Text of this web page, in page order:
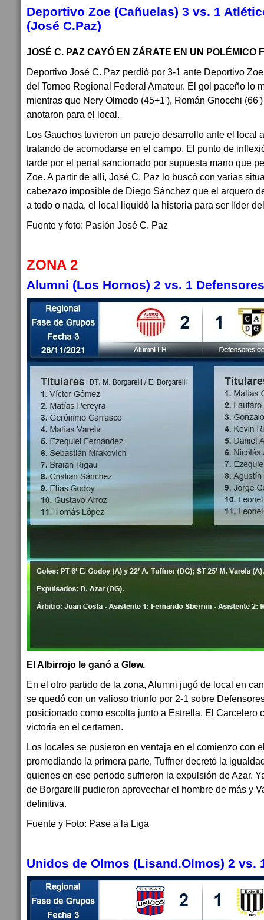
Deportivo Zoe (Cañuelas) 3 vs. 1
(José C.Paz)
JOSÉ C. PAZ CAYÓ EN ZÁRATE EN UN POLÉMICO
Deportivo José C. Paz perdió por 3-1 ante Deportivo
del Torneo Regional Federal Amateur. El gol paceño lo
mientras que Nery Olmedo (45+1'), Román Gnocchi
anotaron para el local.
Los Gauchos tuvieron un parejo desarrollo ante el local
tratando de acomodarse en el campo. El punto de
tarde por el penal sancionado por supuesta mano que
Zoe. A partir de allí, José C. Paz lo buscó con varias
cabezazo imposible de Diego Sánchez que el arquero
a todo o nada, el local liquidó la historia para ser líder
Fuente y foto: Pasión José C. Paz
ZONA 2
Alumni (Los Hornos) 2 vs. 1
El Albirrojo le ganó a Glew.
En el otro partido de la zona, Alumni jugó de local en
se quedó con un valioso triunfo por 2-1 sobre
posicionado como escolta junto a Estrella. El Carcelero
victoria en el certamen.
Los locales se pusieron en ventaja en el comienzo con
promediando la primera parte, Tuffner decretó la
quienes en ese periodo sufrieron la expulsión de Azar.
de Borgarelli pudieron aprovechar el hombre de más y
definitiva.
Fuente y Foto: Pase a la Liga
Unidos de Olmos (Lisand.Olmos) 2 vs.